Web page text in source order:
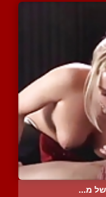
של מ...